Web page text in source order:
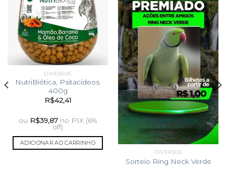
DIVERSOS
NutriBiótica, Psitacídeos.
400g
R$42,41
ou R$39,87 no PIX (6%
off)
ADICIONAR AO CARRINHO
DIVERSOS
Sorteio Ring Neck Verde